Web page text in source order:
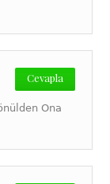
Cevapla
Ona